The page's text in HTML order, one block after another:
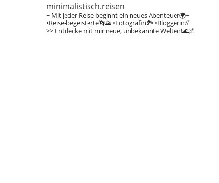
minimalistisch.reisen
~ Mit jeder Reise beginnt ein neues Abenteuer🌍~
•Reise-begeisterte👣🌄•Fotografin🏞️ •Bloggerin☄️
>> Entdecke mit mir neue, unbekannte Welten!🌊🌌